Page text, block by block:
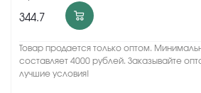
344.7
Товар продается только оптом.
составляет 4000 рублей. Заказывайте
лучшие условия!